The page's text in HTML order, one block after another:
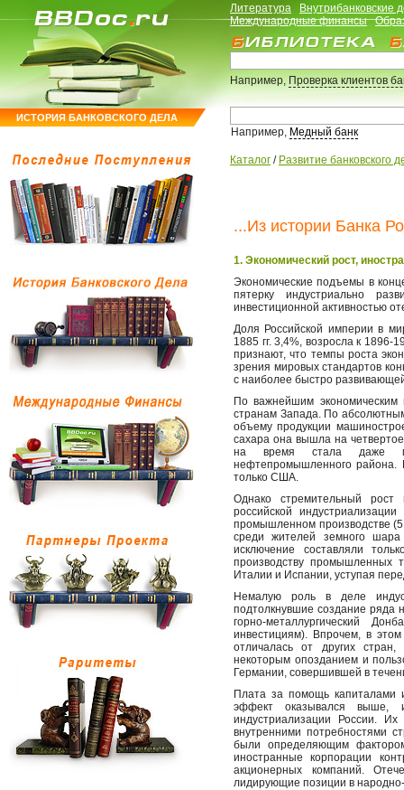
ИСТОРИЯ БАНКОВСКОГО ДЕЛА
Литература
Внутрибанковские
Международные финансы
Например,Проверка клиентов
Например, Медный банк
Каталог / Развитие банковского
...Из истории Банка
1. Экономический рост,
Экономические подъемы в
пятерку индустриально
инвестиционной активностью
Доля Российской империи в
1885 гг. 3,4%, возросла к 1896-
признают, что темпы роста
зрения мировых стандартов
с наиболее быстро
По важнейшим экономическим
странам Запада. По
объему продукции
сахара она вышла на
на время стала даже
нефтепромышленного района.
только США.
Однако стремительный рост
российской
промышленном производстве
среди жителей земного
исключение составляли
производству промышленных
Италии и Испании, уступая
Немалую роль в деле
подтолкнувшие создание
горно-металлургический
инвестициям). Впрочем, в
отличалась от других
некоторым опозданием и
Германии, совершившей в
Плата за помощь капиталами
эффект оказывался выше,
индустриализации России.
внутренними потребностями
были определяющим
иностранные корпорации
акционерных компаний.
лидирующие позиции в